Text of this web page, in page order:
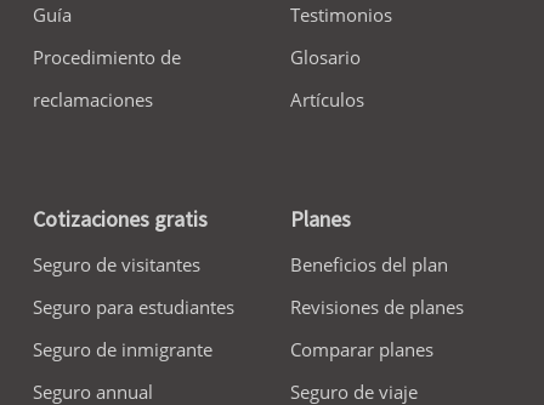
Guía
Procedimiento de
reclamaciones
Testimonios
Glosario
Artículos
Cotizaciones gratis
Seguro de visitantes
Seguro para estudiantes
Seguro de inmigrante
Seguro annual
Planes
Beneficios del plan
Revisiones de planes
Comparar planes
Seguro de viaje